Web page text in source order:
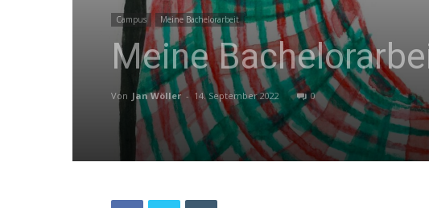
Campus Meine Bachelorarbeit
Meine
Von Jan Wöller - 14. September 2022 0